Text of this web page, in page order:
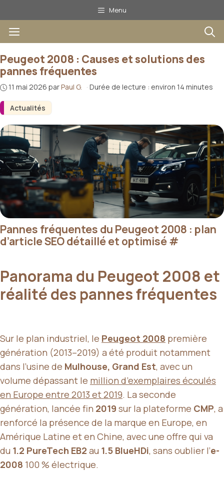
au
contenu
Menu
Menu
Actualités
Peugeot 2008 : Causes et solutions des
pannes fréquentes
11 mai 2026 parPaul G. · Durée de lecture : environ 14 minutes
Pannes fréquentes du Peugeot 2008 : plan
d’article SEO détaillé et optimisé#
Panorama du Peugeot 2008 et
réalité des pannes fréquentes
Sur le plan industriel, le Peugeot 2008 première
génération (2013–2019) a été produit notamment
dans l’usine de Mulhouse, Grand Est, avec un
volume dépassant le million d’exemplaires écoulés
en Europe entre 2013 et 2019. La seconde
génération, lancée fin 2019 sur la plateforme CMP, a
renforcé la présence de la marque en Europe, en
Amérique Latine et en Chine, avec une offre qui va
du 1.2 PureTech EB2 au 1.5 BlueHDi, sans oublier l’e-
2008 100 % électrique.